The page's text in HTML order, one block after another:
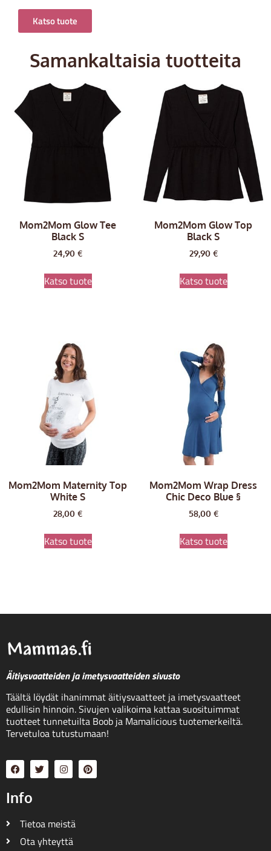
Katso tuote
Samankaltaisia tuotteita
Mom2Mom Glow Tee
Black S
24,90 €
Katso tuote
Mom2Mom Glow Top
Black S
29,90 €
Katso tuote
Mom2Mom Maternity Top
White S
28,00 €
Katso tuote
Mom2Mom Wrap Dress
Chic Deco Blue §
58,00 €
Katso tuote
Äitiysvaatteiden ja imetysvaatteiden sivusto
Täältä löydät ihanimmat äitiysvaatteet ja imetysvaatteet
edullisin hinnoin. Sivujen valikoima kattaa suosituimmat
tuotteet tunnetuilta Boob ja Mamalicious tuotemerkeiltä.
Tervetuloa tutustumaan!
Info
Tietoa meistä
Ota yhteyttä